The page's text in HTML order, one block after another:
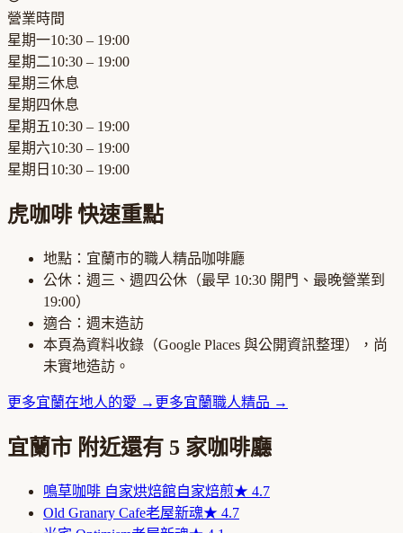
營業時間
星期一10:30 – 19:00
星期二10:30 – 19:00
星期三休息
星期四休息
星期五10:30 – 19:00
星期六10:30 – 19:00
星期日 10:30 – 19:00
虎咖啡快速重點
地點： 宜蘭市的職人精品咖啡廳
公休： 週三、週四公休 （最早 10:30 開門、最晚營業到
19:00）
適合： 週末造訪
本頁為資料收錄（Google Places 與公開資訊整理），尚
未實地造訪。
更多宜蘭在地人的愛 → 更多宜蘭職人精品 →
宜蘭市 附近還有 5 家咖啡廳
鳴草咖啡 自家烘焙館自家焙煎★ 4.7
Old Granary Cafe老屋新魂★ 4.7